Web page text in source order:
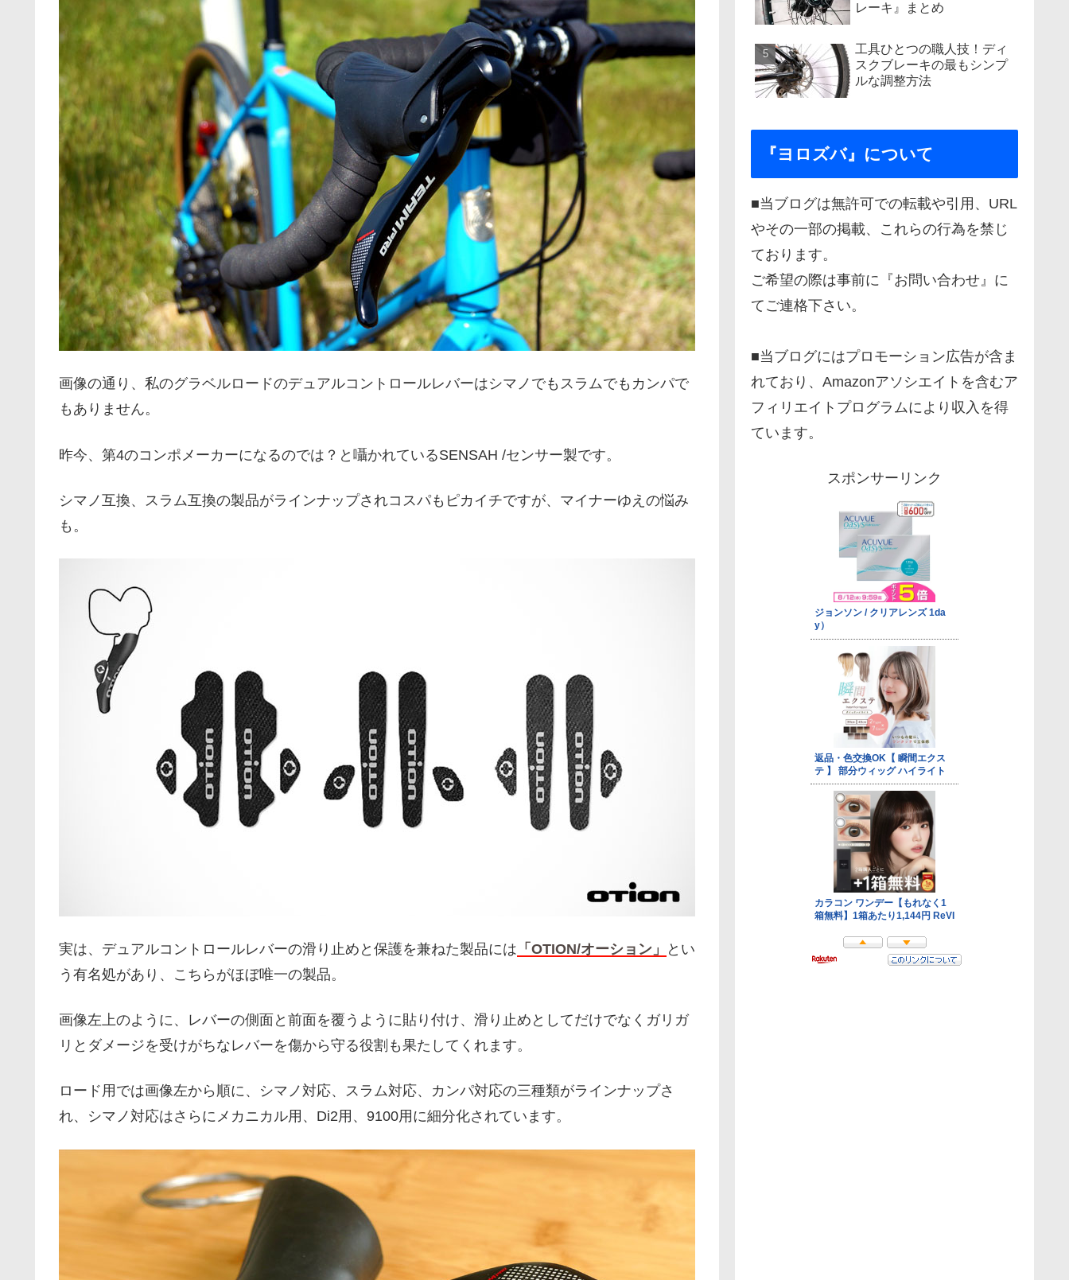
画像の通り、私のグラベルロードのデュアルコントロールレバーはシマノでもスラムでもカンパで
もありません。
昨今、第4のコンポメーカーになるのでは？と囁かれているSENSAH /センサー製です。
シマノ互換、スラム互換の製品がラインナップされコスパもピカイチですが、マイナーゆえの悩み
も。
実は、デュアルコントロールレバーの滑り止めと保護を兼ねた製品には 「OTION/オーション」
とい
う有名処があり、こちらがほぼ唯一の製品。
画像左上のように、レバーの側面と前面を覆うように貼り付け、滑り止めとしてだけでなくガリガ
リとダメージを受けがちなレバーを傷から守る役割も果たしてくれます。
ロード用では画像左から順に、シマノ対応、スラム対応、カンパ対応の三種類がラインナップさ
れ、シマノ対応はさらにメカニカル用、Di2用、9100用に細分化されています。
レーキ』まとめ
工具ひとつの職人技！ディ
スクブレーキの最もシンプ
ルな調整方法
『ヨロズバ』について
■当ブログは無許可での転載や引用、URL
やその一部の掲載、これらの行為を禁じ
ております。
ご希望の際は事前に『お問い合わせ』に
てご連格下さい。
■当ブログにはプロモーション広告が含ま
れており、Amazonアソシエイトを含むア
フィリエイトプログラムにより収入を得
ています。
スポンサーリンク